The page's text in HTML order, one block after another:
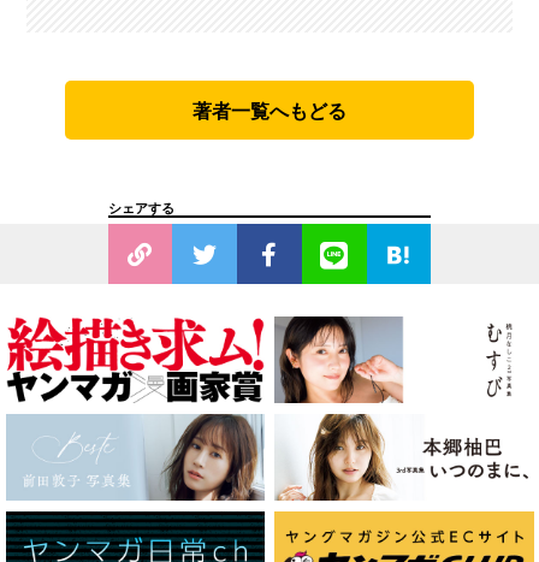
著者一覧へもどる
シェアする